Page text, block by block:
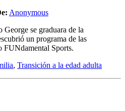
Anonymous
George se graduara de la
un programa de las
FUNdamental Sports.
, Transición a la edad adulta